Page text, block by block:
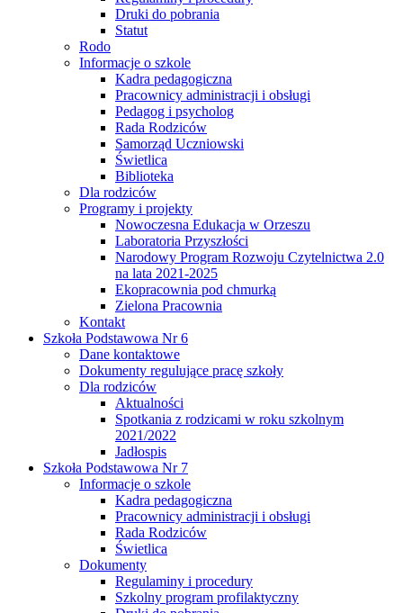
Druki do pobrania
Statut
Rodo
Informacje o szkole
Kadra pedagogiczna
Pracownicy administracji i obsługi
Pedagog i psycholog
Rada Rodziców
Samorząd Uczniowski
Świetlica
Biblioteka
Dla rodziców
Programy i projekty
Nowoczesna Edukacja w Orzeszu
Laboratoria Przyszłości
Narodowy Program Rozwoju Czytelnictwa 2.0
na lata 2021-2025
Ekopracownia pod chmurką
Zielona Pracownia
Kontakt
Szkoła Podstawowa Nr 6
Dane kontaktowe
Dokumenty regulujące pracę szkoły
Dla rodziców
Aktualności
Spotkania z rodzicami w roku szkolnym
2021/2022
Jadłospis
Szkoła Podstawowa Nr 7
Informacje o szkole
Kadra pedagogiczna
Pracownicy administracji i obsługi
Rada Rodziców
Świetlica
Dokumenty
Regulaminy i procedury
Szkolny program profilaktyczny